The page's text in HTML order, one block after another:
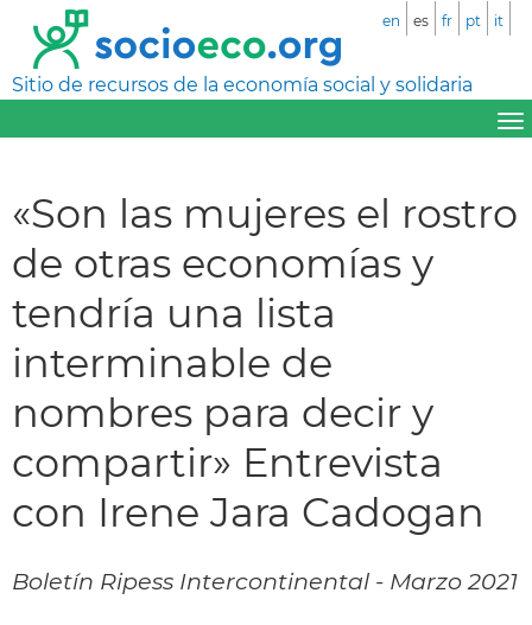
Sitio de recursos de la economía social y solidaria
en es fr pt it
«Son las mujeres el rostro
de otras economías y
tendría una lista
interminable de
nombres para decir y
compartir» Entrevista
con Irene Jara Cadogan
Boletín Ripess Intercontinental - Marzo 2021